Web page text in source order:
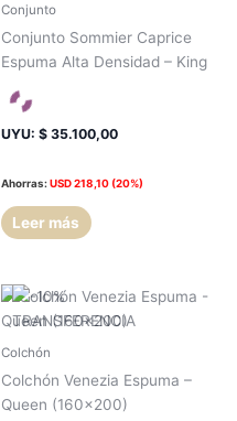
Conjunto
Conjunto Sommier Caprice
Espuma Alta Densidad – King
UYU: $ 35.100,00
Ahorras:USD218,10 (20%)
Leer más
Colchón
Colchón Venezia Espuma –
Queen (160×200)